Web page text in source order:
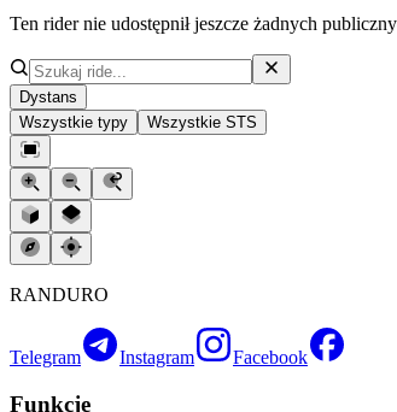
Ten rider nie udostępnił jeszcze żadnych
Dystans
Wszystkie typy
Wszystkie STS
RANDURO
Telegram Instagram Facebook
Funkcje